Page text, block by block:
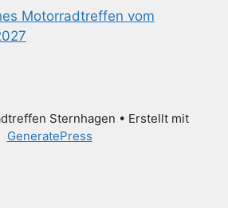
Motorradtreffen vom
Sternhagen • Erstellt mit
GeneratePress